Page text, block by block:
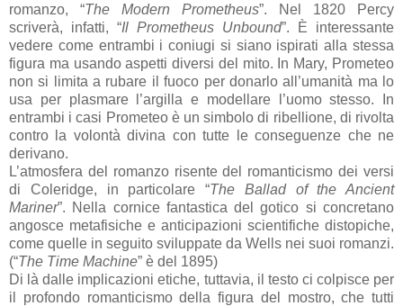
romanzo, “The Modern Prometheus”. Nel 1820 Percy
scriverà, infatti, “Il Prometheus Unbound”. È interessante
vedere come entrambi i coniugi si siano ispirati alla stessa
figura ma usando aspetti diversi del mito. In Mary, Prometeo
non si limita a rubare il fuoco per donarlo all’umanità ma lo
usa per plasmare l’argilla e modellare l’uomo stesso. In
entrambi i casi Prometeo è un simbolo di ribellione, di rivolta
contro la volontà divina con tutte le conseguenze che ne
derivano.
L’atmosfera del romanzo risente del romanticismo dei versi
di Coleridge, in particolare “The Ballad of the Ancient
Mariner”. Nella cornice fantastica del gotico si concretano
angosce metafisiche e anticipazioni scientifiche distopiche,
come quelle in seguito sviluppate da Wells nei suoi romanzi.
(“The Time Machine” è del 1895)
Di là dalle implicazioni etiche, tuttavia, il testo ci colpisce per
il profondo romanticismo della figura del mostro, che tutti